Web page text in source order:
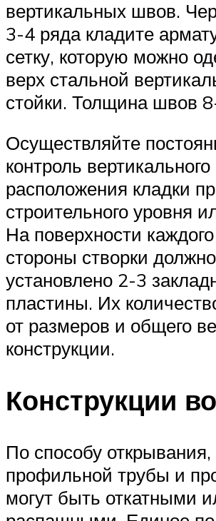
вертикальных швов.
3-4 ряда кладите
сетку, которую можно
верх стальной
стойки. Толщина швов
Осуществляйте
контроль вертикального
расположения кладки
строительного уровня
На поверхности
стороны створки
установлено 2-3
пластины. Их
от размеров и общего
конструкции.
Конструкции
По способу открывания,
профильной трубы и
могут быть откатными